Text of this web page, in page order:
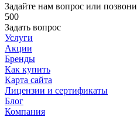
Задайте нам вопрос или
500
Задать вопрос
Услуги
Акции
Бренды
Как купить
Карта сайта
Лицензии и сертификаты
Блог
Компания